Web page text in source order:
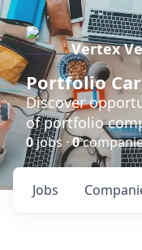
Vertex
Portfolio
Discover
of portfolio
0jobs ·0
Jobs